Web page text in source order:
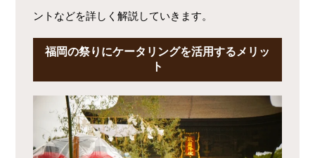
ントなどを詳しく解説していきます。
福岡の祭りにケータリングを活用するメリッ
ト